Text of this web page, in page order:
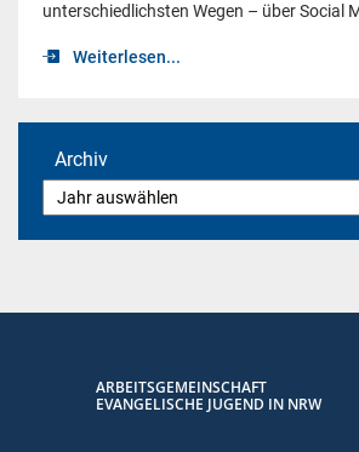
unterschiedlichsten Wegen – über Social
Weiterlesen...
Archiv
ARBEITSGEMEINSCHAFT
EVANGELISCHE JUGEND IN NRW